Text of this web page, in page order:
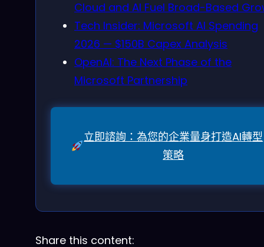
Cloud and AI Fuel Broad-Based
Tech Insider: Microsoft AI Spending
2026 — $150B Capex Analysis
OpenAI: The Next Phase of the
Microsoft Partnership
立即諮詢：為您的企業量身打造AI轉型
策略
Share this content: